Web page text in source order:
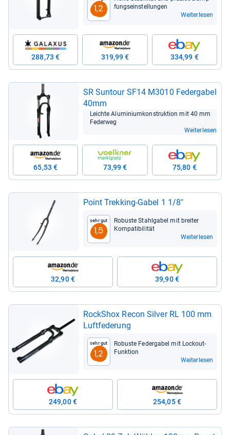
1,2
fungs­ein­stel­lun­gen
Weiterlesen
288,73 € 319,99 € 334,99 €
SR Sun­tour SF14 M3010 Feder­ga­bel
40mm
Leichte Alu­mi­ni­um­kon­struk­tion mit 40 mm
Feder­weg
Weiterlesen
65,53 € 73,99 € 75,80 €
Point Trek­king-​Gabel 1 1/8"
Sehr gut
1,5
Robuste Stahl­ga­bel mit brei­ter
Kom­pa­ti­bi­li­tät
Weiterlesen
32,90 € 39,90 €
RockS­hox Recon Sil­ver RL 100 mm
Luft­fe­de­rung
Sehr gut
1,2
Robuste Feder­ga­bel mit Lock­out-​
Funk­tion
Weiterlesen
249,00 € 254,05 €